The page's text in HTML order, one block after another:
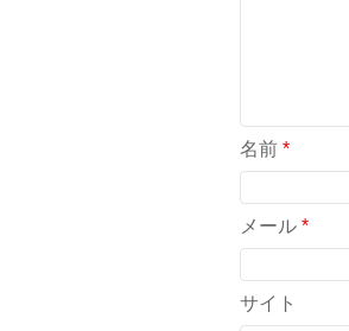
名前 *
メール *
サイト